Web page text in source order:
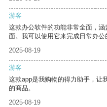
游客
这款办公软件的功能非常全面，
面。我可以使用它来完成日常办公
2025-08-19
游客
这款app是我购物的得力助手，让
的商品。
2025-08-19